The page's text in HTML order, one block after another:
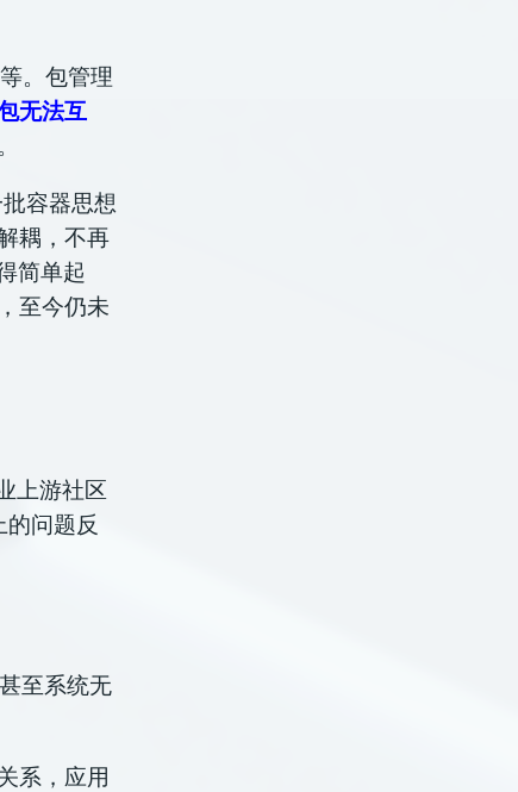
。包管理
无法互
容器思想
耦，不再
简单起
至今仍未
上游社区
的问题反
至系统无
系，应用